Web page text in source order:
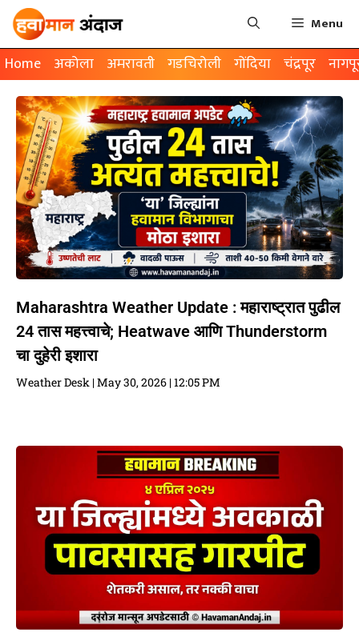
Menu
Home अकोला अमरावती गडचिरोली गोंदिया चंद्रपूर
Maharashtra Weather Update : महाराष्ट्रात पुढील
24 तास महत्त्वाचे; Heatwave आणि Thunderstorm
चा दुहेरी इशारा
Weather Desk May 30, 2026 12:05 PM